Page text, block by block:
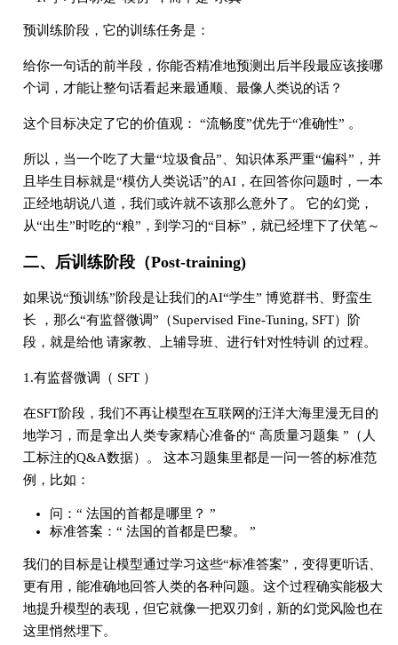
预训练阶段，它的训练任务是：
给你一句话的前半段，你能否精准地预测出后半段最应该接哪
个词，才能让整句话看起来最通顺、最像人类说的话？
这个目标决定了它的价值观： “流畅度”优先于“准确性” 。
所以，当一个吃了大量“垃圾食品”、知识体系严重“偏科”，并
且毕生目标就是“模仿人类说话”的AI，在回答你问题时，一本
正经地胡说八道，我们或许就不该那么意外了。 它的幻觉，
从“出生”时吃的“粮”，到学习的“目标”，就已经埋下了伏笔～
二、后训练阶段（Post-training)
如果说“预训练”阶段是让我们的AI“学生” 博览群书、野蛮生
长 ，那么“有监督微调”（Supervised Fine-Tuning, SFT）阶
段，就是给他 请家教、上辅导班、进行针对性特训 的过程。
1.有监督微调（ SFT ）
在SFT阶段，我们不再让模型在互联网的汪洋大海里漫无目的
地学习，而是拿出人类专家精心准备的“ 高质量习题集 ”（人
工标注的Q&A数据）。 这本习题集里都是一问一答的标准范
例，比如：
问：“ 法国的首都是哪里？ ”
标准答案：“ 法国的首都是巴黎。 ”
我们的目标是让模型通过学习这些“标准答案”，变得更听话、
更有用，能准确地回答人类的各种问题。这个过程确实能极大
地提升模型的表现，但它就像一把双刃剑，新的幻觉风险也在
这里悄然埋下。